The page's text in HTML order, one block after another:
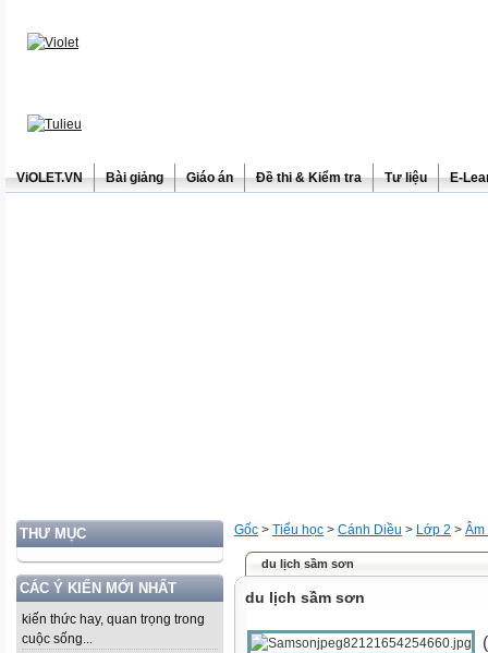
ViOLET.VN Bài giảng Giáo án Đề thi & Kiểm tra Tư liệu E-
THƯ MỤC
CÁC Ý KIẾN MỚI NHẤT
kiến thức hay, quan trọng trong
cuộc sống...
Gốc > Tiểu học > Cánh Diều > Lớp 2 > Âm
du lịch sầm sơn
du lịch sầm sơn
(